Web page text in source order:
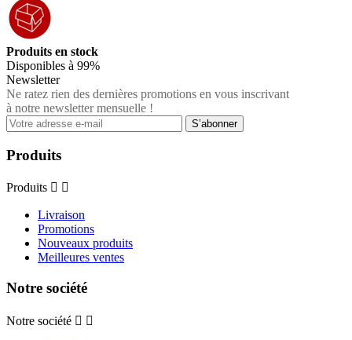
Produits en stock
Disponibles à 99%
Newsletter
Ne ratez rien des dernières promotions en vous inscrivant
à notre newsletter mensuelle !
Produits
Produits  
Livraison
Promotions
Nouveaux produits
Meilleures ventes
Notre société
Notre société  